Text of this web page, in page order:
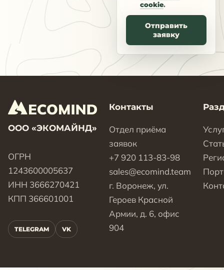
cookie.
Отправить
заявку
ООО «ЭКОМАЙНД»
ОГРН
1243600005637
ИНН 3666270421
КПП 366601001
TELEGRAM VK
Контакты
Отдел приёма
заявок
+7 920 113-83-98
sales@ecomind.team
г. Воронеж, ул.
Героев Красной
Армии, д. 6, офис
904